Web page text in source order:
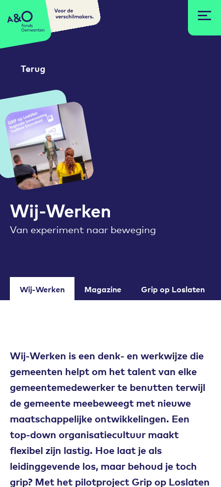
A&O fonds Gemeenten
Voor de
verschilmakers.
Terug
Wij-Werken
Van experiment naar beweging
Wij-Werken Magazine Grip op Loslaten
Wij-Werken is een denk- en werkwijze die
gemeenten helpt om het talent van elke
gemeentemedewerker te benutten terwijl
de gemeente meebeweegt met nieuwe
maatschappelijke ontwikkelingen. Een
top-down organisatiecultuur maakt
flexibel zijn lastig. Hoe laat je als
leidinggevende los, maar behoud je toch
grip? Met het pilotproject Grip op Loslaten